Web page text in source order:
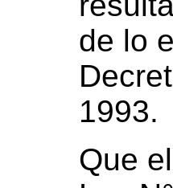
de lo
1993.
Que